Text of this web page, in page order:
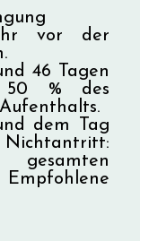
vor der
46 Tagen
% des
dem Tag